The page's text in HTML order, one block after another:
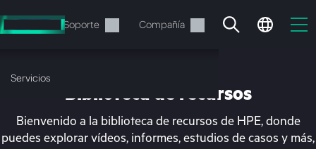
al
contenido
Soporte Compañía
Servicios
Biblioteca de recursos
Bienvenido a la biblioteca de recursos de HPE, donde
puedes explorar vídeos, informes, estudios de casos y más,